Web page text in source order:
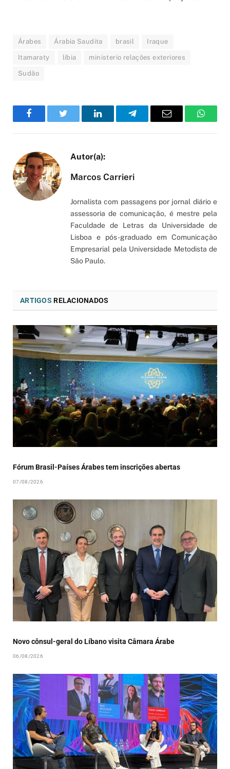
Árabes Árabia Saudita brasil Iraque
Itamaraty líbia ministerio relações exteriores
Sudão
FacebookTwitter LinkedInTelegramEmail
Marcos Carrieri
Jornalista com passagens por jornal diário e
assessoria de comunicação, é mestre pela
Faculdade de Letras da Universidade de
Lisboa e pós-graduado em Comunicação
Empresarial pela Universidade Metodista de
São Paulo.
ARTIGOS RELACIONADOS
Fórum Brasil-Países Árabes tem inscrições abertas
07/08/2026
Novo cônsul-geral do Líbano visita Câmara Árabe
06/08/2026